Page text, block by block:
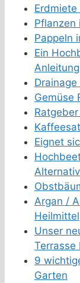
Pflanzen
Pappeln
Ein
Gemüse
Eignet
Argan /
Heilmittel
Unser
Terrasse
9
Garten